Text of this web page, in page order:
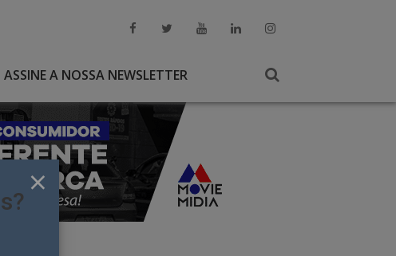
ASSINE A NOSSA NEWSLETTER
×